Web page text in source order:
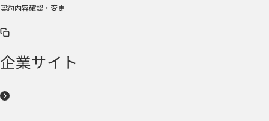
契約内容確認・変更
企業サイト